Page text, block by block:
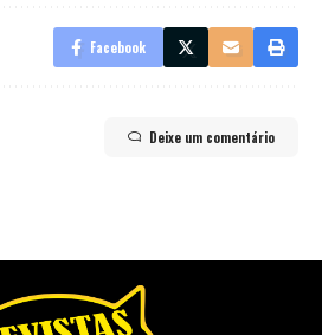
Facebook
Deixe um comentário